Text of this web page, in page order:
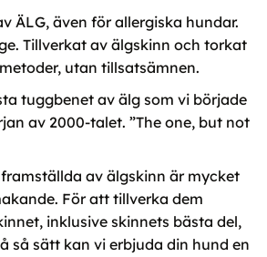
ÄLG, även för allergiska hundar.
Tillverkat av älgskinn och torkat
utan tillsatsämnen.
tuggbenet av älg som vi började
av 2000-talet. ”The one, but not
av älgskinn är mycket
För att tillverka dem
inklusive skinnets bästa del,
så sätt kan vi erbjuda din hund en